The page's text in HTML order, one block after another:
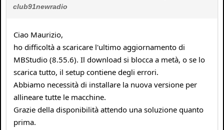
club91newradio
Ciao Maurizio,
ho difficoltà a scaricare l'ultimo aggiornamento di
MBStudio (8.55.6). Il download si blocca a metà, o se lo
scarica tutto, il setup contiene degli errori.
Abbiamo necessità di installare la nuova versione per
allineare tutte le macchine.
Grazie della disponibilità attendo una soluzione quanto
prima.